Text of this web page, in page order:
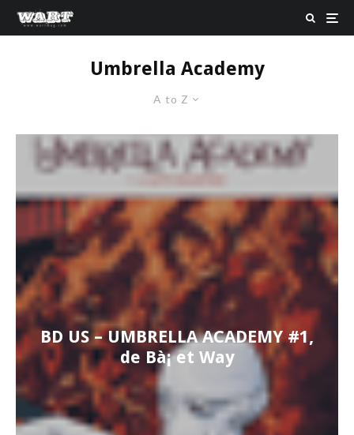
Umbrella Academy
A to Z
BD US – UMBRELLA ACADEMY #1,
de Bà¡ et Way